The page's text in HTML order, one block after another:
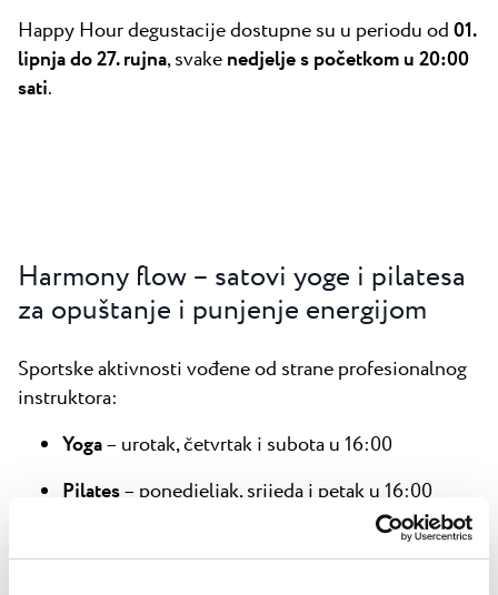
Happy Hour degustacije dostupne su u periodu od01.
lipnja do 27. rujna, svakenedjelje s početkom u 20:00
sati.
Harmony flow – satovi yoge i pilatesa
za opuštanje i punjenje energijom
Sportske aktivnosti vođene od strane profesionalnog
instruktora:
Yoga– urotak, četvrtak i subota u 16:00
Pilates– ponedjeljak, srijeda i petak u 16:00
– od ponedjeljka
do subote u 17:00